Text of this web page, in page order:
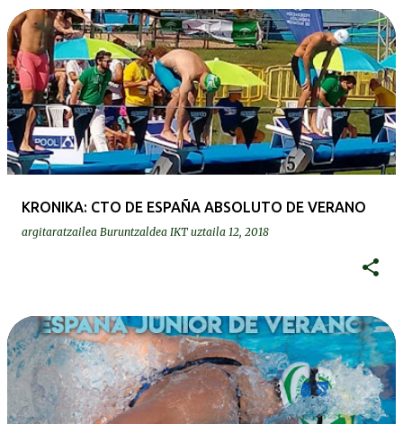
KRONIKA: CTO DE ESPAÑA ABSOLUTO DE VERANO
argitaratzailea Buruntzaldea IKT uztaila 12, 2018